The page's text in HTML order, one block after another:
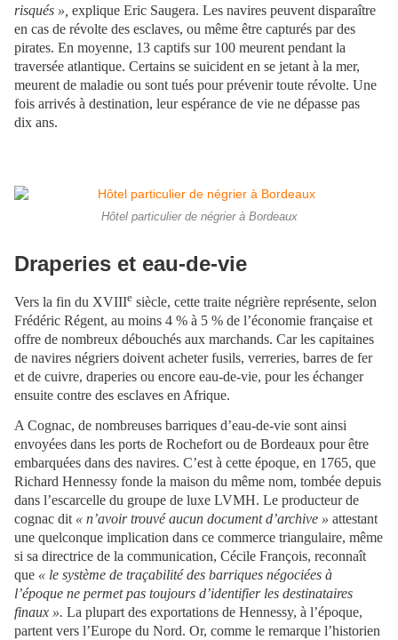
risqués », explique Eric Saugera. Les navires peuvent disparaître
en cas de révolte des esclaves, ou même être capturés par des
pirates. En moyenne, 13 captifs sur 100 meurent pendant la
traversée atlantique. Certains se suicident en se jetant à la mer,
meurent de maladie ou sont tués pour prévenir toute révolte. Une
fois arrivés à destination, leur espérance de vie ne dépasse pas
dix ans.
Hôtel particulier de négrier à Bordeaux
Draperies et eau-de-vie
Vers la fin du XVIIIe siècle, cette traite négrière représente, selon
Frédéric Régent, au moins 4 % à 5 % de l’économie française et
offre de nombreux débouchés aux marchands. Car les capitaines
de navires négriers doivent acheter fusils, verreries, barres de fer
et de cuivre, draperies ou encore eau-de-vie, pour les échanger
ensuite contre des esclaves en Afrique.
A Cognac, de nombreuses barriques d’eau-de-vie sont ainsi
envoyées dans les ports de Rochefort ou de Bordeaux pour être
embarquées dans des navires. C’est à cette époque, en 1765, que
Richard Hennessy fonde la maison du même nom, tombée depuis
dans l’escarcelle du groupe de luxe LVMH. Le producteur de
cognac dit « n’avoir trouvé aucun document d’archive » attestant
une quelconque implication dans ce commerce triangulaire, même
si sa directrice de la communication, Cécile François, reconnaît
que « le système de traçabilité des barriques négociées à
l’époque ne permet pas toujours d’identifier les destinataires
finaux ». La plupart des exportations de Hennessy, à l’époque,
partent vers l’Europe du Nord. Or, comme le remarque l’historien